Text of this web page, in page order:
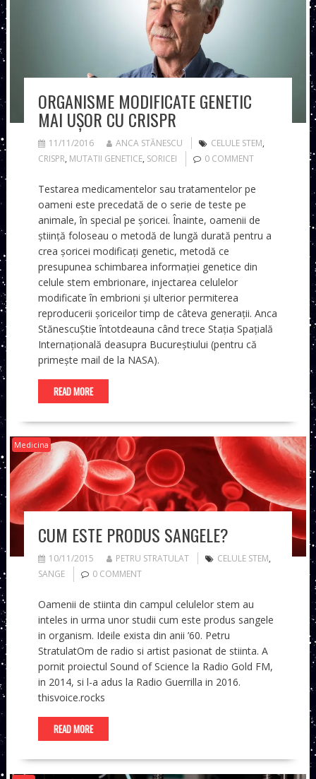
ORGANISME MODIFICATE GENETIC
MAI UŞOR CU CRISPR
11/11/2016 ANCA STĂNESCU CELULE STEM,
CRISPR, MUTATII GENETICE, SORICEI 0 COMMENT
Testarea medicamentelor sau tratamentelor pe
oameni este precedată de o serie de teste pe
animale, în special pe şoricei. Înainte, oamenii de
ştiinţă foloseau o metodă de lungă durată pentru a
crea şoricei modificaţi genetic, metodă ce
presupunea schimbarea informaţiei genetice din
celule stem embrionare, injectarea celulelor
modificate în embrioni şi ulterior permiterea
reproducerii şoriceilor timp de câteva generaţii. Anca
StănescuȘtie întotdeauna când trece Stația Spațială
Internațională deasupra Bucureștiului (pentru că
primește mail de la NASA).
READ MORE
Medicina
CUM ESTE PRODUS SANGELE?
10/11/2015 PETRU STRATULAT CELULE STEM,
SANGE
0 COMMENT
Oamenii de stiinta din campul celulelor stem au
inteles in urma unor studii cum este produs sangele
in organism. Ideile exista din anii ’60. Petru
StratulatOm de radio si artist pasionat de stiinta. A
pornit proiectul Sound of Science la Radio Gold FM,
in 2014, si l-a adus la Radio Guerrilla in 2016.
thisvoice.rocks
READ MORE